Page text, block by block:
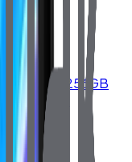
8GB 256GB
Set Dahil)